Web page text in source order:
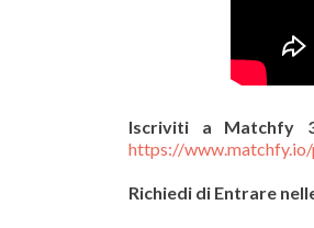
Iscriviti a Matchfy
https://
Richiedi di Entrare